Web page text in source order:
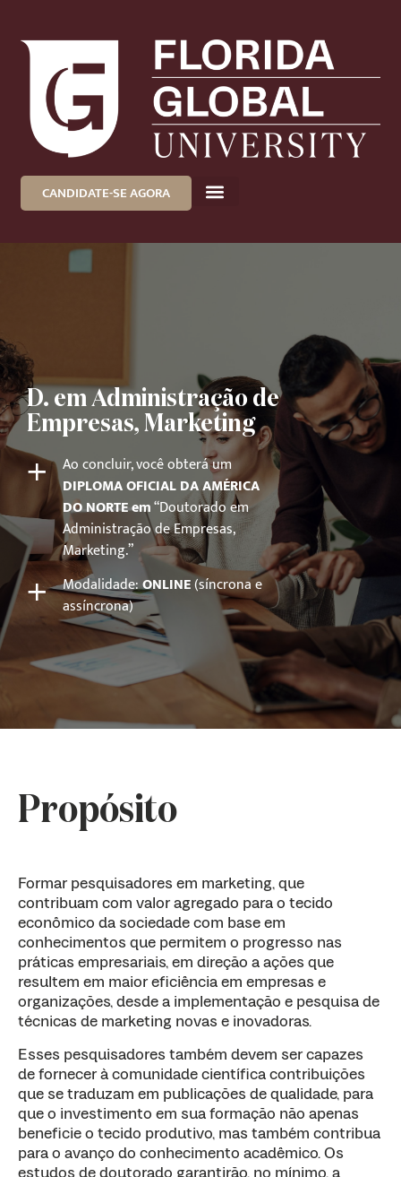
CANDIDATE-SE AGORA
D. em Administração de
Empresas, Marketing
+
Ao concluir, você obterá um
DIPLOMA OFICIAL DA AMÉRICA
DO NORTE em“Doutorado em
Administração de Empresas,
Marketing.”
+ Modalidade:ONLINE(síncrona e
assíncrona)
Propósito
Formar pesquisadores em marketing, que
contribuam com valor agregado para o tecido
econômico da sociedade com base em
conhecimentos que permitem o progresso nas
práticas empresariais, em direção a ações que
resultem em maior eficiência em empresas e
organizações, desde a implementação e pesquisa de
técnicas de marketing novas e inovadoras.
Esses pesquisadores também devem ser capazes
de fornecer à comunidade científica contribuições
que se traduzam em publicações de qualidade, para
que o investimento em sua formação não apenas
beneficie o tecido produtivo, mas também contribua
para o avanço do conhecimento acadêmico. Os
estudos de doutorado garantirão, no mínimo, a